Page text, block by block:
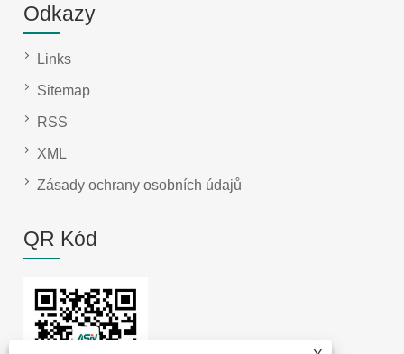
Odkazy
Links
Sitemap
RSS
XML
Zásady ochrany osobních údajů
QR Kód